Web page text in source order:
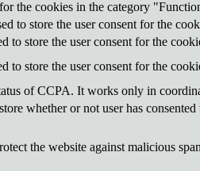
the cookies in the category
to store the user consent for the
store the user consent for the
store the user consent for the
of CCPA. It works only in
whether or not user has
the website against malicious